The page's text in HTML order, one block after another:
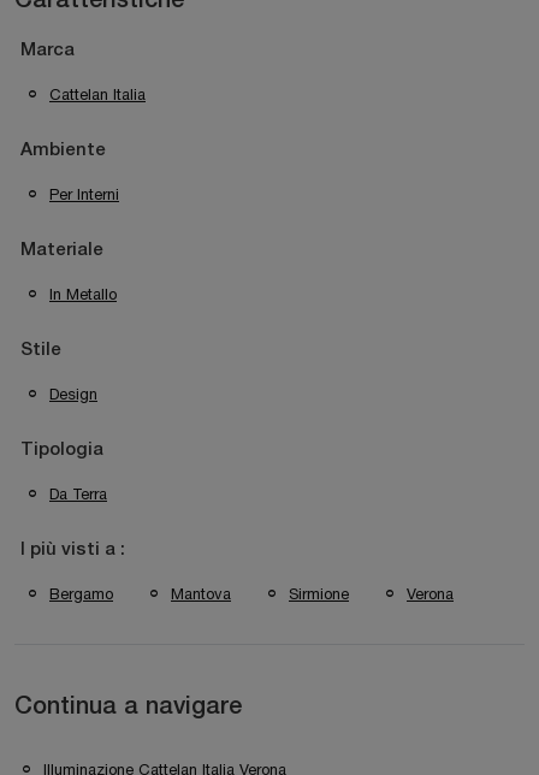
Marca
Cattelan Italia
Ambiente
Per Interni
Materiale
In Metallo
Stile
Design
Tipologia
Da Terra
I più visti a :
Bergamo Mantova Sirmione Verona
Continua a navigare
Illuminazione Cattelan Italia Verona